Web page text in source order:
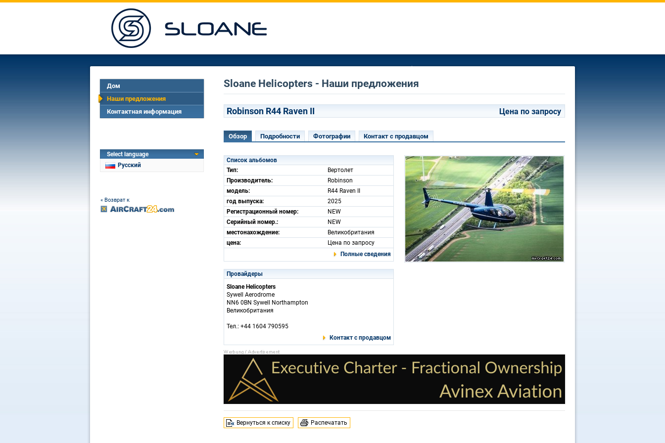
Дом
Наши предложения
Контактная информация
Select language
Русский
« Возврат к
Sloane Helicopters - Наши предложения
Robinson R44 Raven II Цена по запросу
Обзор Подробности Фотографии Контакт с продавцом
Список альбомов
Тип:
Вертолет
Производитель:
Robinson
модель:
R44 Raven II
год выпуска:
2025
Регистрационный номер:
NEW
Серийный номер.:
NEW
местонахождение:
Великобритания
цена:
Цена по запросу
Полные сведения
Провайдеры
Sloane Helicopters
Sywell Aerodrome
NN6 0BN Sywell Northampton
Великобритания
Тел.: +44 1604 790595
Контакт с продавцом
Вернуться к списку Распечатать